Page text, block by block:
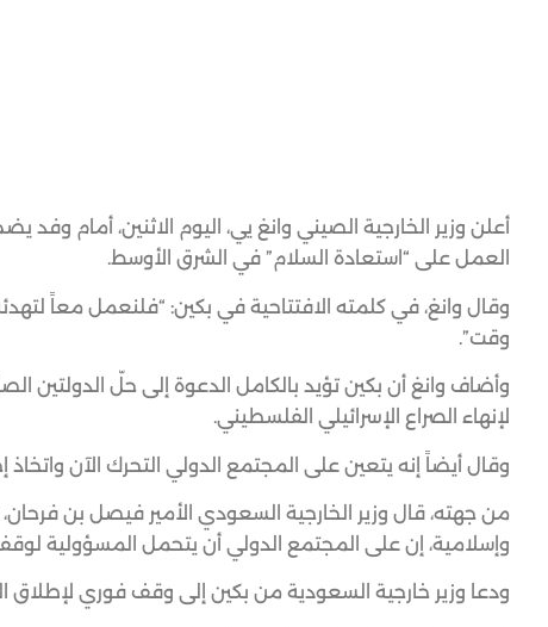
العمل على “استعادة السلام” في الشرق الأوسط.
وقال وانغ، في كلمته الافتتاحية في بكين: “فلنعمل معاً
وقت”.
وأضاف وانغ أن بكين تؤيد بالكامل الدعوة إلى حلّ الدولتين
لإنهاء الصراع الإسرائيلي الفلسطيني.
وقال أيضاً إنه يتعين على المجتمع الدولي التحرك الآن واتخاذ
من جهته، قال وزير الخارجية السعودي الأمير فيصل بن فرحان،
وإسلامية، إن على المجتمع الدولي أن يتحمل المسؤولية
ودعا وزير خارجية السعودية من بكين إلى وقف فوري لإطلاق